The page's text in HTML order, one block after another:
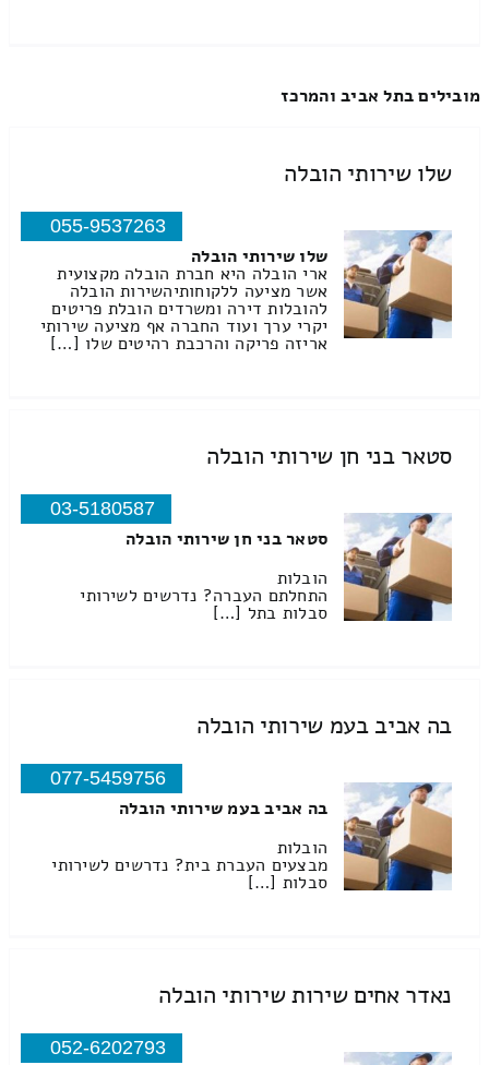
מובילים בתל אביב והמרכז
שלו שירותי הובלה
055-9537263
שלו שירותי הובלה
ארי הובלה היא חברת הובלה מקצועית
אשר מציעה ללקוחותיהשירות הובלה
להובלות דירה ומשרדים הובלת פריטים
יקרי ערך ועוד החברה אף מציעה שירותי
אריזה פריקה והרכבת רהיטים שלו […]
סטאר בני חן שירותי הובלה
03-5180587
סטאר בני חן שירותי הובלה
הובלות
התחלתם העברה? נדרשים לשירותי
סבלות בתל […]
בה אביב בעמ שירותי הובלה
077-5459756
בה אביב בעמ שירותי הובלה
הובלות
מבצעים העברת בית? נדרשים לשירותי
סבלות […]
נאדר אחים שירות שירותי הובלה
052-6202793